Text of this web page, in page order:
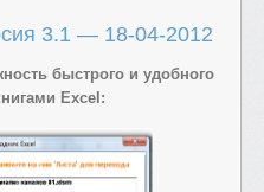
3.1 — 18-04-2012
быстрого и удобного
Excel: